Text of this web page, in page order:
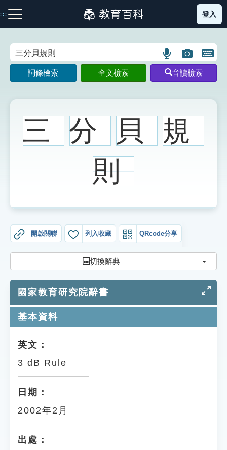
到
主
:::
注音索引圖示 筆畫索引圖示 部首索引表圖示
成語故事
索引選單
知識索引
生命大百科索引
遊戲專區
教學應用
貓頭鷹博士
登入
:::
語
言
搜
示
圖
片
搜
示
開
鍵
圖
詞條檢索 全文檢索 音讀檢索
三 分 貝 規
則
開啟關聯 列入收藏 QRcode分享
切換辭典 切換
國家教育研究院辭書
基本資料
英文：
3 dB Rule
日期：
2002年2月
出處：